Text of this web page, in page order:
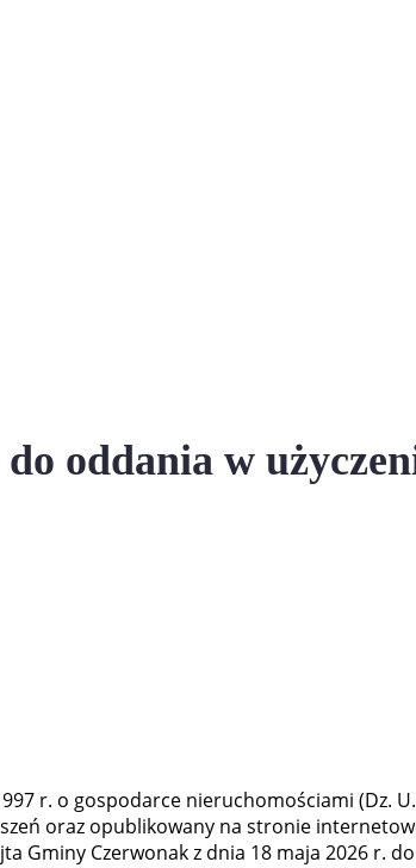
oddania w
r. o gospodarce nieruchomościami (Dz.
oraz opublikowany na stronie
Gminy Czerwonak z dnia 18 maja 2026 r.